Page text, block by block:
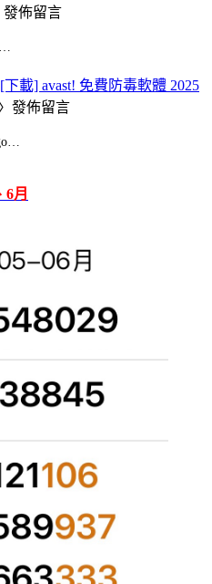
發佈留言
[下載] avast! 免費防毒軟體 2025
發佈留言
6月